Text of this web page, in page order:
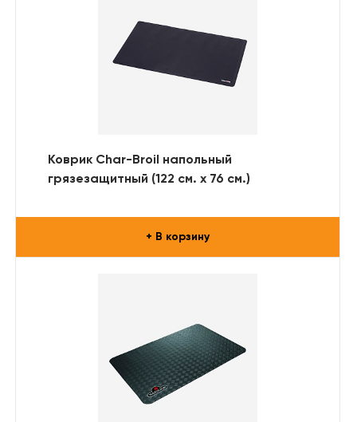
Коврик Char-Broil напольный
грязезащитный (122 см. х 76 см.)
+ В корзину